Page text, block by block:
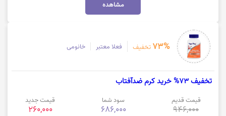
مشاهده
73% تخفیف فعلا معتبر خانومی
تخفیف 73% خرید کرم ضدآفتاب
قیمت قدیم
946,000
سود شما
686,000
قیمت جدید
260,000